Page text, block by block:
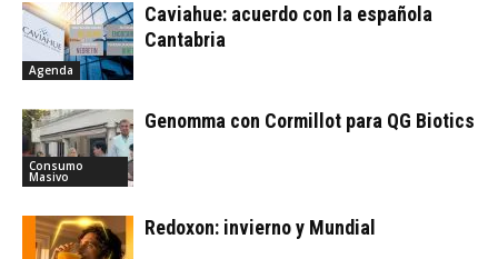
Agenda
Caviahue: acuerdo con la española
Cantabria
Consumo
Masivo
Genomma con Cormillot para QG Biotics
Redoxon: invierno y Mundial